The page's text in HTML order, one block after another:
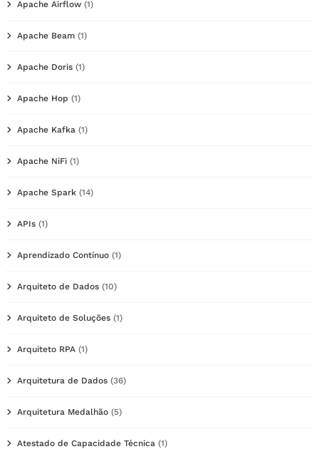
Apache Airflow (1)
Apache Beam (1)
Apache Doris (1)
Apache Hop (1)
Apache Kafka (1)
Apache NiFi (1)
Apache Spark (14)
APIs (1)
Aprendizado Contínuo (1)
Arquiteto de Dados (10)
Arquiteto de Soluções (1)
Arquiteto RPA (1)
Arquitetura de Dados (36)
Arquitetura Medalhão (5)
Atestado de Capacidade Técnica (1)